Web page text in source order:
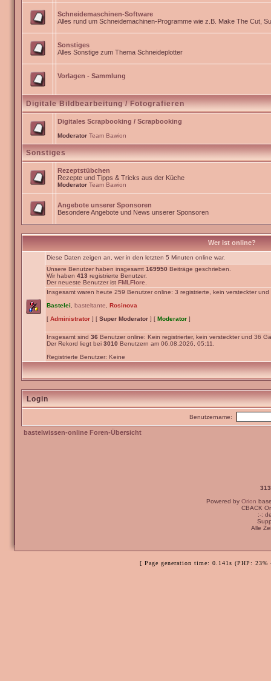
Schneidemaschinen-Software
Alles rund um Schneidemachinen-Programme wie z.B. Make The Cut,
Sonstiges
Alles Sonstige zum Thema Schneideplotter
Vorlagen - Sammlung
Digitale Bildbearbeitung / Fotografieren
Digitales Scrapbooking / Scrapbooking
Moderator Team Bawion
Sonstiges
Rezeptstübchen
Rezepte und Tipps & Tricks aus der Küche
Moderator Team Bawion
Angebote unserer Sponsoren
Besondere Angebote und News unserer Sponsoren
Wer ist online?
Diese Daten zeigen an, wer in den letzten 5 Minuten online war.
Unsere Benutzer haben insgesamt 169950 Beiträge geschrieben.
Wir haben 413 registrierte Benutzer.
Der neueste Benutzer ist FMLFlore
Insgesamt waren heute 259 Benutzer online: 3 registrierte, kein versteckter
Bastelei
basteltante
Rosinova
[ Administrator ] [ Super Moderator ] [ Moderator ]
Insgesamt sind 36 Benutzer online: Kein registrierter, kein versteckter und 36
Der Rekord liegt bei 3010 Benutzern am 06.08.2026, 05:11.
Registrierte Benutzer: Keine
Login
Benutzername:
bastelwissen-online Foren-Übersicht
Powered by Orion
CBACK
:-:
Alle
[ Page generation time: 0.141s (PHP: